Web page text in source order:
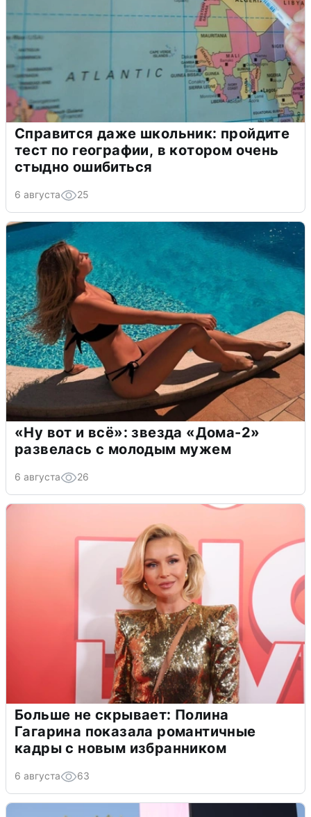
Справится даже школьник: пройдите
тест по географии, в котором очень
стыдно ошибиться
6 августа 25
«Ну вот и всё»: звезда «Дома-2»
развелась с молодым мужем
6 августа 26
Больше не скрывает: Полина
Гагарина показала романтичные
кадры с новым избранником
6 августа 63